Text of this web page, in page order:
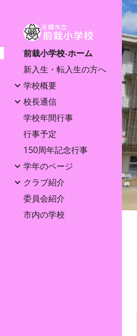
前栽小学校‐ホーム
新入生・転入生の方へ
学校概要
校長通信
学校年間行事
行事予定
150周年記念行事
学年のページ
クラブ紹介
委員会紹介
市内の学校